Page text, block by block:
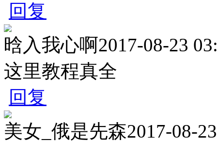
回复
晗入我心啊2017-08-23
这里教程真全
回复
美女_俄是先森2017-08-